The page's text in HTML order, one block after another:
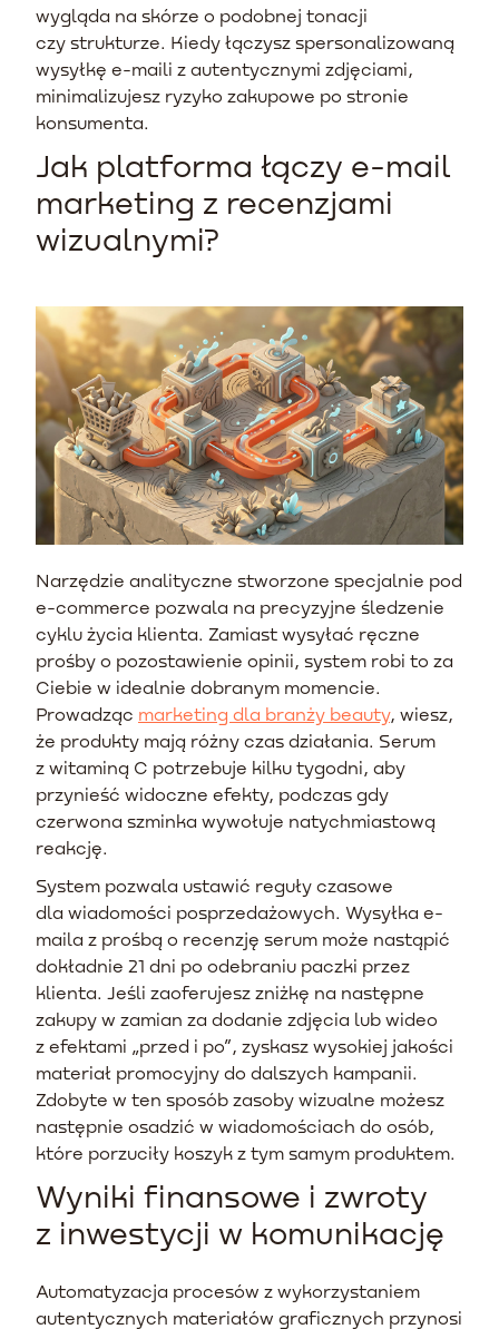
wygląda na skórze o podobnej tonacji
czy strukturze. Kiedy łączysz spersonalizowaną
wysyłkę e-maili z autentycznymi zdjęciami,
minimalizujesz ryzyko zakupowe po stronie
konsumenta.
Jak platforma łączy e-mail
marketing z recenzjami
wizualnymi?
Narzędzie analityczne stworzone specjalnie pod
e-commerce pozwala na precyzyjne śledzenie
cyklu życia klienta. Zamiast wysyłać ręczne
prośby o pozostawienie opinii, system robi to za
Ciebie w idealnie dobranym momencie.
Prowadząc marketing dla branży beauty, wiesz,
że produkty mają różny czas działania. Serum
z witaminą C potrzebuje kilku tygodni, aby
przynieść widoczne efekty, podczas gdy
czerwona szminka wywołuje natychmiastową
reakcję.
System pozwala ustawić reguły czasowe
dla wiadomości posprzedażowych. Wysyłka e-
maila z prośbą o recenzję serum może nastąpić
dokładnie 21 dni po odebraniu paczki przez
klienta. Jeśli zaoferujesz zniżkę na następne
zakupy w zamian za dodanie zdjęcia lub wideo
z efektami „przed i po”, zyskasz wysokiej jakości
materiał promocyjny do dalszych kampanii.
Zdobyte w ten sposób zasoby wizualne możesz
następnie osadzić w wiadomościach do osób,
które porzuciły koszyk z tym samym produktem.
Wyniki finansowe i zwroty
z inwestycji w komunikację
Automatyzacja procesów z wykorzystaniem
autentycznych materiałów graficznych przynosi